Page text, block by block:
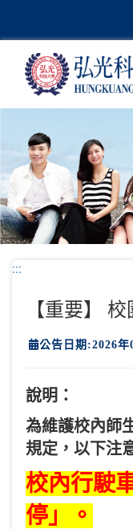
主
容
區
塊
:::
【重要】
公告日期:2026年
說明：
為維護校內師
規定，以下注
校內行駛
停」。